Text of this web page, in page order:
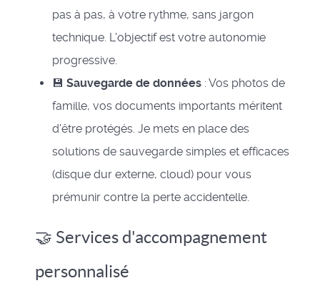
pas à pas, à votre rythme, sans jargon
technique. L'objectif est votre autonomie
progressive.
💾 Sauvegarde de données : Vos photos de
famille, vos documents importants méritent
d'être protégés. Je mets en place des
solutions de sauvegarde simples et efficaces
(disque dur externe, cloud) pour vous
prémunir contre la perte accidentelle.
🤝 Services d'accompagnement
personnalisé